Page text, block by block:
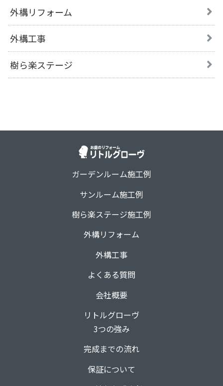
外構リフォーム
外構工事
樹ら楽ステージ
ガーデンルーム施工例
サンルーム施工例
樹ら楽ステージ施工例
外構リフォーム
外構工事
よくある質問
会社概要
リトルグローヴ
3つの強み
完成までの流れ
保証について